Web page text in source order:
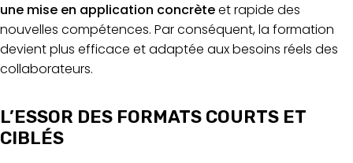
une mise en application concrèteet rapide des
nouvelles compétences. Par conséquent, la formation
devient plus efficace et adaptée aux besoins réels des
collaborateurs.
L’ESSOR DES FORMATS COURTS ET
CIBLÉS